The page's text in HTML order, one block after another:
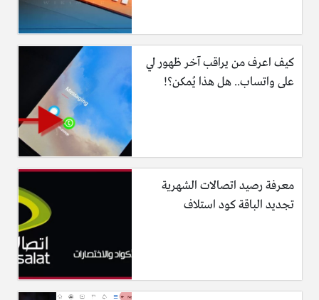
كيف اعرف من يراقب آخر ظهور لي
على واتساب.. هل هذا يُمكن؟!
معرفة رصيد اتصالات الشهرية
تجديد الباقة كود استلاف